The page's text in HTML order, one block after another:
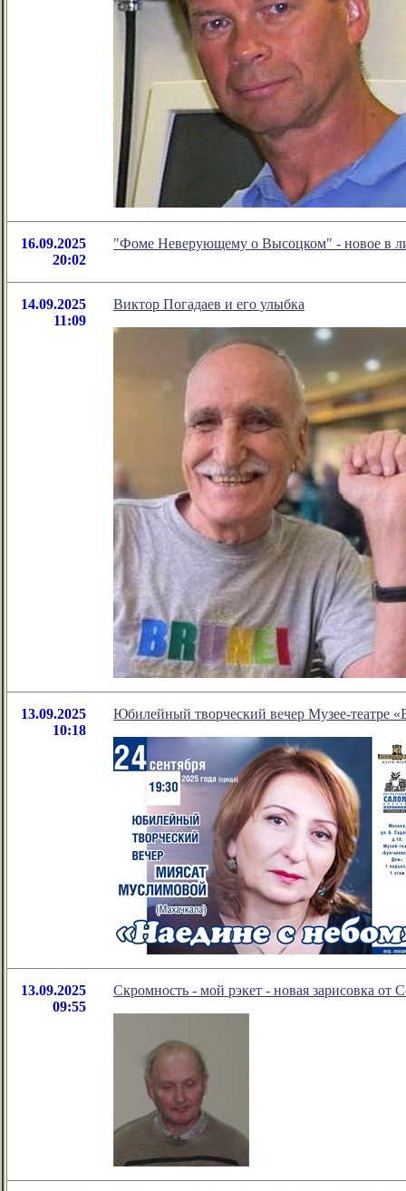
16.09.2025
20:02
"Фоме Неверующему о Высоцком" - новое в
14.09.2025
11:09
Виктор Погадаев и его улыбка
13.09.2025
10:18
Юбилейный творческий вечер Музее-театре
13.09.2025
09:55
Скромность - мой рэкет - новая зарисовка от